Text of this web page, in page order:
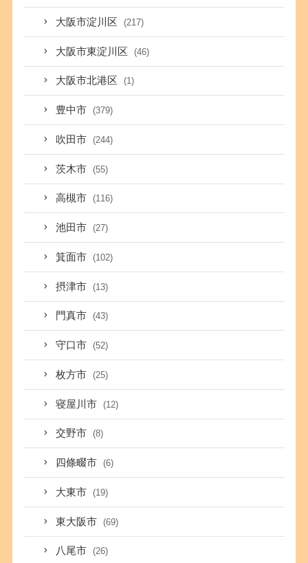
大阪市淀川区 (217)
大阪市東淀川区 (46)
大阪市北港区 (1)
豊中市 (379)
吹田市 (244)
茨木市 (55)
高槻市 (116)
池田市 (27)
箕面市 (102)
摂津市 (13)
門真市 (43)
守口市 (52)
枚方市 (25)
寝屋川市 (12)
交野市 (8)
四條畷市 (6)
大東市 (19)
東大阪市 (69)
八尾市 (26)